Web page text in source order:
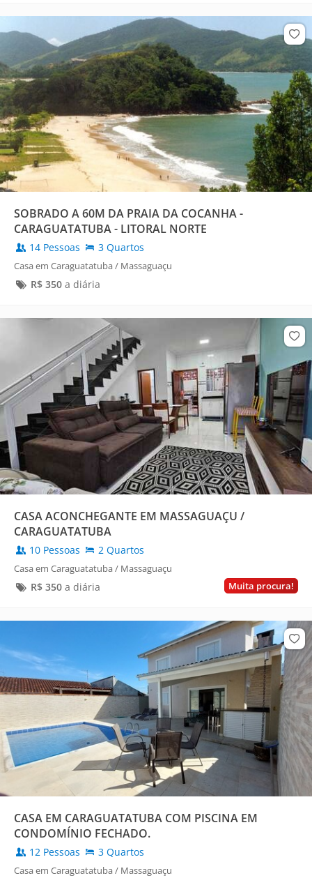
SOBRADO A 60M DA PRAIA DA COCANHA -
CARAGUATATUBA - LITORAL NORTE
14 Pessoas 3 Quartos
Casa em Caraguatatuba / Massaguaçu
R$ 350a diária
CASA ACONCHEGANTE EM MASSAGUAÇU /
CARAGUATATUBA
10 Pessoas 2 Quartos
Casa em Caraguatatuba / Massaguaçu
Muita procura!
R$ 350a diária
CASA EM CARAGUATATUBA COM PISCINA EM
CONDOMÍNIO FECHADO.
12 Pessoas 3 Quartos
Casa em Caraguatatuba / Massaguaçu